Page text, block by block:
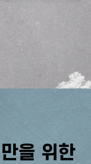
만을 위한